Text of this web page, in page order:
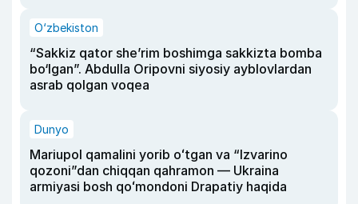
O‘zbekiston
“Sakkiz qator she’rim boshimga sakkizta bomba
bo‘lgan”. Abdulla Oripovni siyosiy ayblovlardan
asrab qolgan voqea
Dunyo
Mariupol qamalini yorib oʻtgan va “Izvarino
qozoni”dan chiqqan qahramon — Ukraina
armiyasi bosh qoʻmondoni Drapatiy haqida